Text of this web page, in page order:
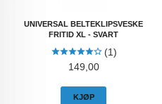
UNIVERSAL BELTEKLIPSVESKE
FRITID XL - SVART
(1)
Pris
149,00
KJØP